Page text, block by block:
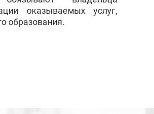
оказываемых услуг,
образования.